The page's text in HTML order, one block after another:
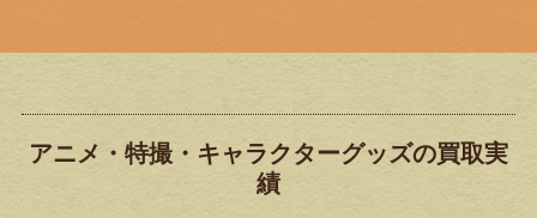
アニメ・特撮・キャラクターグッズの買取実
績